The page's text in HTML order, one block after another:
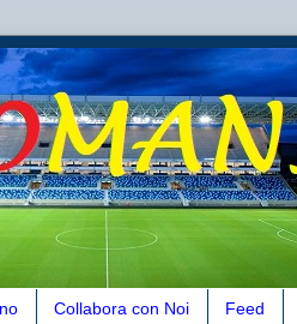
Collabora con Noi Feed